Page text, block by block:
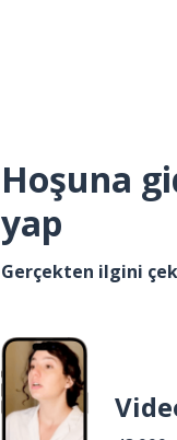
Hoşuna
yap
Gerçekten ilgini